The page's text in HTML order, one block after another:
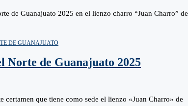
de Guanajuato 2025 en el lienzo charro “Juan Charro” de
DE GUANAJUATO
Norte de Guanajuato 2025
que tiene como sede el lienzo «Juan Charro» de